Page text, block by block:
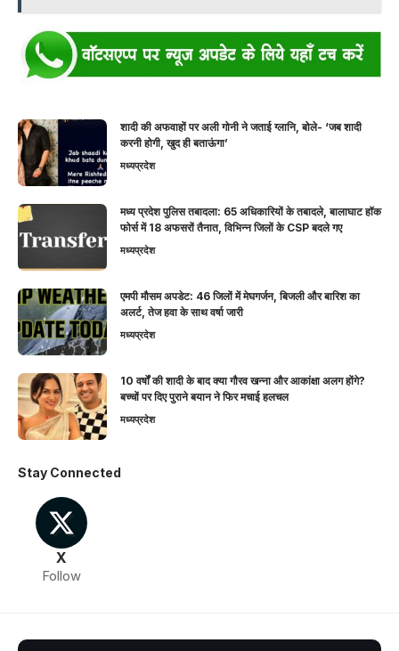
शादी की अफवाहों पर अली गोनी ने जताई ग्लानि, बोले- ‘जब शादी
करनी होगी, खुद ही बताऊंगा’
मध्यप्रदेश
मध्य प्रदेश पुलिस तबादला: 65 अधिकारियों के तबादले, बालाघाट हॉक
फोर्स में 18 अफसरों तैनात, विभिन्न जिलों के CSP बदले गए
मध्यप्रदेश
एमपी मौसम अपडेट: 46 जिलों में मेघगर्जन, बिजली और बारिश का
अलर्ट, तेज हवा के साथ वर्षा जारी
मध्यप्रदेश
10 वर्षों की शादी के बाद क्या गौरव खन्ना और आकांक्षा अलग होंगे?
बच्चों पर दिए पुराने बयान ने फिर मचाई हलचल
मध्यप्रदेश
Stay Connected
X
Follow